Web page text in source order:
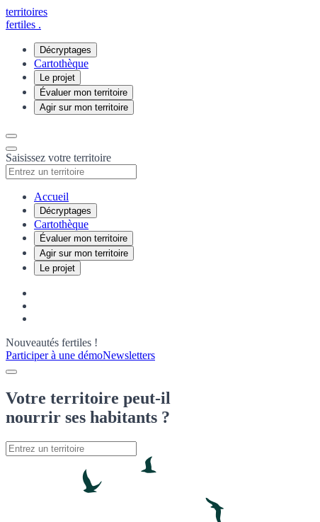
territoires
fertiles .
Décryptages
Cartothèque
Le projet
Évaluer mon territoire
Agir sur mon territoire
Saisissez votre territoire
Accueil
Décryptages
Cartothèque
Évaluer mon territoire
Agir sur mon territoire
Le projet
Nouveautés fertiles !
Participer à une démoNewsletters
Votre territoire peut-il
nourrir ses habitants ?